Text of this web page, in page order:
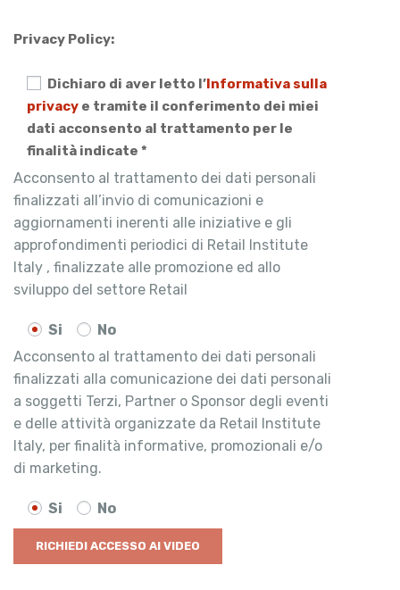
Privacy Policy:
Dichiaro di aver letto l’Informativa sulla
privacy e tramite il conferimento dei miei
dati acconsento al trattamento per le
finalità indicate *
Acconsento al trattamento dei dati personali
finalizzati all’invio di comunicazioni e
aggiornamenti inerenti alle iniziative e gli
approfondimenti periodici di Retail Institute
Italy , finalizzate alle promozione ed allo
sviluppo del settore Retail
Si
No
Acconsento al trattamento dei dati personali
finalizzati alla comunicazione dei dati personali
a soggetti Terzi, Partner o Sponsor degli eventi
e delle attività organizzate da Retail Institute
Italy, per finalità informative, promozionali e/o
di marketing.
Si No